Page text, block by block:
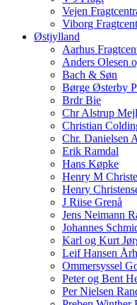
Vejen
Viborg
Østjylland
Aarhus
Anders Olesen
Bach & Søn
Børge Østerby
Brdr Bie
Chr Alstrup
Christian
Chr. Danielsen
Erik Ramdal
Hans Køpke
Henry M
Henry
J Riise Grenå
Jens Neimann
Johannes
Karl og Kurt
Leif Hansen
Ommersyssel
Peter og Bent
Per Nielsen